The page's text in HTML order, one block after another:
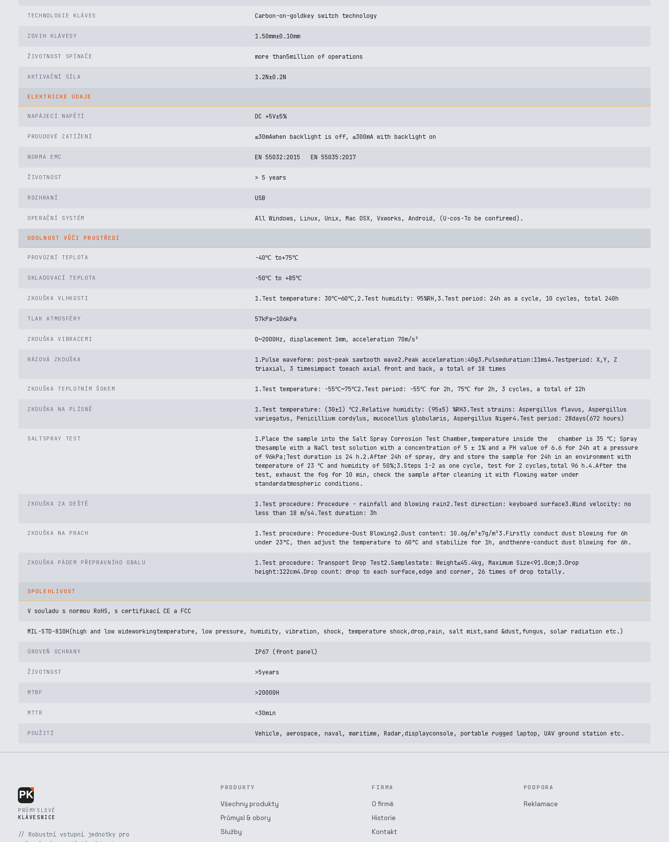
TECHNOLOGIE KLÁVES Carbon-on-goldkey switch technology
ZDVIH KLÁVESY 1.50mm±0.10mm
ŽIVOTNOST SPÍNAČE more than5million of operations
AKTIVAČNÍ SÍLA 1.2N±0.2N
ELEKTRICKÉ ÚDAJE
NAPÁJECÍ NAPĚTÍ DC +5V±5%
PROUDOVÉ ZATÍŽENÍ ≤30mAwhen backlight is off, ≤300mA with backlight on
NORMA EMC EN 55032:2015 EN 55035:2017
ŽIVOTNOST > 5 years
ROZHRANÍ USB
OPERAČNÍ SYSTÉM All Windows, Linux, Unix, Mac OSX, Vxworks, Android, (U-cos-To be confirmed).
ODOLNOST VŮČI PROSTŘEDÍ
PROVOZNÍ TEPLOTA -40℃ to+75℃
SKLADOVACÍ TEPLOTA -50℃ to +85℃
ZKOUŠKA VLHKOSTI 1.Test temperature: 30℃~60℃,2.Test humidity: 95%RH,3.Test period: 24h as a cycle, 10 cycles, total 240h
TLAK ATMOSFÉRY 57kPa~106kPa
ZKOUŠKA VIBRACEMI 0~2000Hz, displacement 1mm, acceleration 70m/s²
RÁZOVÁ ZKOUŠKA
1.Pulse waveform: post-peak sawtooth wave2.Peak acceleration:40g3.Pulseduration:11ms4.Testperiod: X,Y, Z
triaxial, 3 timesimpact toeach axial front and back, a total of 18 times
ZKOUŠKA TEPLOTNÍM ŠOKEM 1.Test temperature: -55℃~75℃2.Test period: -55℃ for 2h, 75℃ for 2h, 3 cycles, a total of 12h
ZKOUŠKA NA PLÍSNĚ
1.Test temperature: (30±1) ℃2.Relative humidity: (95±5) %RH3.Test strains: Aspergillus flavus, Aspergillus
variegatus, Penicillium cordylus, mucocellus globularis, Aspergillus Niger4.Test period: 28days(672 hours)
SALTSPRAY TEST
1.Place the sample into the Salt Spray Corrosion Test Chamber,temperature inside the chamber is 35 ℃; Spray
thesample with a NaCl test solution with a concentration of 5 ± 1% and a PH value of 6.6 for 24h at a pressure
of 96kPa;Test duration is 24 h.2.After 24h of spray, dry and store the sample for 24h in an environment with
temperature of 23 ℃ and humidity of 50%;3.Steps 1-2 as one cycle, test for 2 cycles,total 96 h.4.After the
test, exhaust the fog for 10 min, check the sample after cleaning it with flowing water under
standardatmospheric conditions.
ZKOUŠKA ZA DEŠTĚ
1.Test procedure: Procedure - rainfall and blowing rain2.Test direction: keyboard surface3.Wind velocity: no
less than 18 m/s4.Test duration: 3h
ZKOUŠKA NA PRACH
1.Test procedure: Procedure-Dust Blowing2.Dust content: 10.6g/m³±7g/m³3.Firstly conduct dust blowing for 6h
under 23°C, then adjust the temperature to 60°C and stabilize for 1h, andthenre-conduct dust blowing for 6h.
ZKOUŠKA PÁDEM PŘEPRAVNÍHO OBALU
1.Test procedure: Transport Drop Test2.Samplestate: Weight≤45.4kg, Maximum Size<91.0cm;3.Drop
height:122cm4.Drop count: drop to each surface,edge and corner, 26 times of drop totally.
SPOLEHLIVOST
V souladu s normou RoHS, s certifikací CE a FCC
MIL-STD-810H(high and low wideworkingtemperature, low pressure, humidity, vibration, shock, temperature shock,drop,rain, salt mist,sand &dust,fungus, solar radiation etc.)
ÚROVEŇ OCHRANY IP67 (front panel)
ŽIVOTNOST >5years
MTBF >20000H
MTTR <30min
POUŽITÍ Vehicle, aerospace, naval, maritime, Radar,displayconsole, portable rugged laptop, UAV ground station etc.
PRŮMYSLOVÉ
KLÁVESNICE
// Robustní vstupní jednotky pro
PRODUKTY
Všechny produkty
Průmysl & obory
Služby
FIRMA
O firmě
Historie
Kontakt
PODPORA
Reklamace